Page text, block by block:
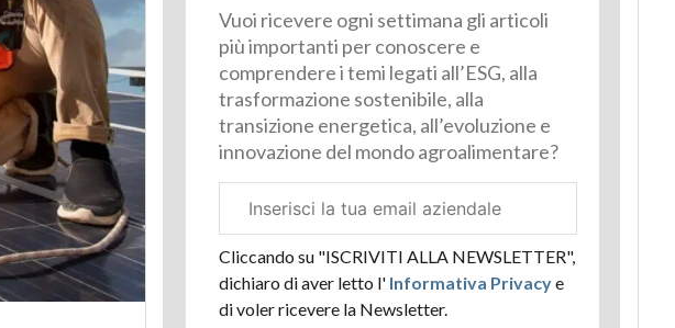
Vuoi ricevere ogni settimana gli articoli
più importanti per conoscere e
comprendere i temi legati all’ESG, alla
trasformazione sostenibile, alla
transizione energetica, all’evoluzione e
innovazione del mondo agroalimentare?
aziendale
Cliccando su "ISCRIVITI ALLA NEWSLETTER",
dichiaro di aver letto l'Informativa Privacye
di voler ricevere la Newsletter.